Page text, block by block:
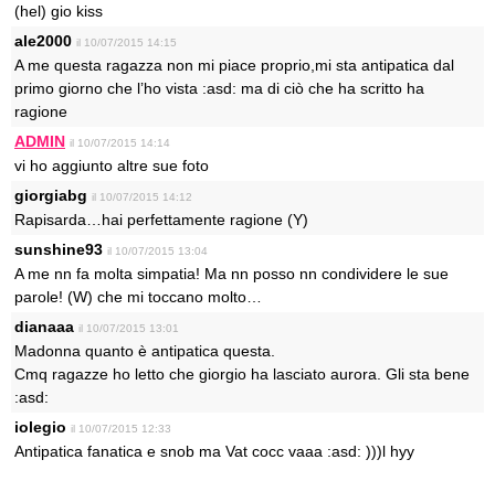
(hel) gio kiss
ale2000 il 10/07/2015 14:15
A me questa ragazza non mi piace proprio,mi sta antipatica dal
primo giorno che l’ho vista :asd: ma di ciò che ha scritto ha
ragione
ADMIN il 10/07/2015 14:14
vi ho aggiunto altre sue foto
giorgiabg il 10/07/2015 14:12
Rapisarda…hai perfettamente ragione (Y)
sunshine93 il 10/07/2015 13:04
A me nn fa molta simpatia! Ma nn posso nn condividere le sue
parole! (W) che mi toccano molto…
dianaaa il 10/07/2015 13:01
Madonna quanto è antipatica questa.
Cmq ragazze ho letto che giorgio ha lasciato aurora. Gli sta bene
:asd:
iolegio il 10/07/2015 12:33
Antipatica fanatica e snob ma Vat cocc vaaa :asd: )))l hyy